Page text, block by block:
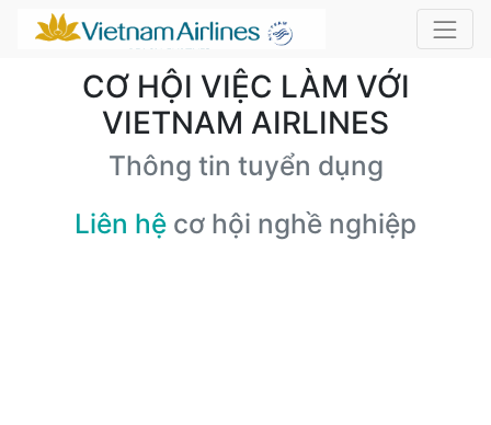
CƠ HỘI VIỆC LÀM VỚI
VIETNAM AIRLINES
Thông tin tuyển dụng
Liên hệ cơ hội nghề nghiệp